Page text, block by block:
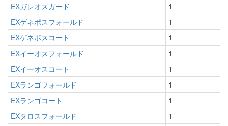
EXガレオスガード
1
EXゲネポスフォールド
1
EXゲネポスコート
1
EXイーオスフォールド
1
EXイーオスコート
1
EXランゴフォールド
1
EXランゴコート
1
EXタロスフォールド
1